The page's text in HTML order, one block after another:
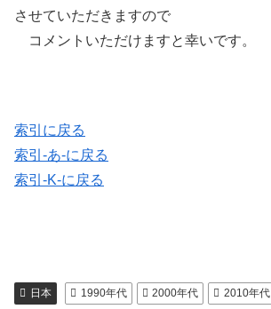
させていただきますので
コメントいただけますと幸いです。
索引に戻る
索引-あ-に戻る
索引-K-に戻る
日本 1990年代 2000年代 2010年代